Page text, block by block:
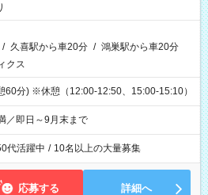
/ 久喜駅から車20分 / 鴻巣駅から車20分
クス
60分) ※休憩（12:00-12:50、15:00-15:10）
／即日～9月末まで
代活躍中 / 10名以上の大量募集
応募する 詳細へ